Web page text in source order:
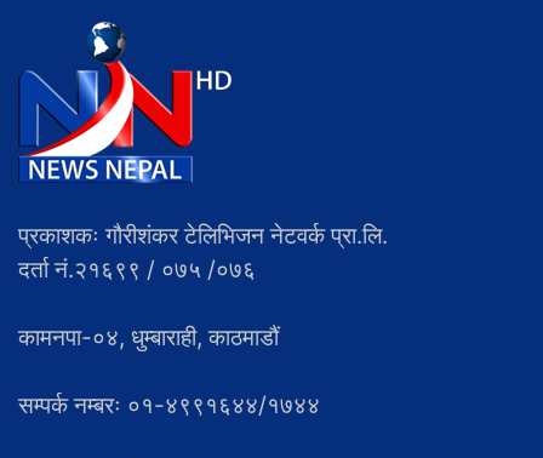
प्रकाशकः गौरीशंकर टेलिभिजन नेटवर्क प्रा.लि.
दर्ता नं.२१६९९ / ०७५ /०७६
कामनपा-०४, धुम्बाराही, काठमाडौं
सम्पर्क नम्बरः ०१-४९९१६४४/१७४४